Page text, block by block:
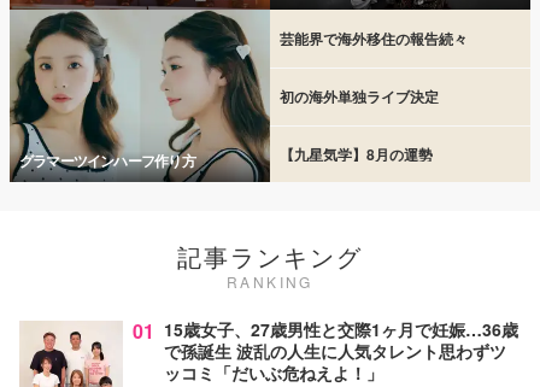
グラマーツインハーフ作り方
芸能界で海外移住の報告続々
初の海外単独ライブ決定
【九星気学】8月の運勢
記事ランキング
RANKING
01 15歳女子、27歳男性と交際1ヶ月で妊娠…36歳
で孫誕生 波乱の人生に人気タレント思わずツ
ッコミ「だいぶ危ねえよ！」